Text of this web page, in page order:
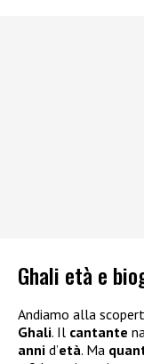
Ghali età e
Andiamo alla
Ghali. Il cantante
anni d’età. Ma